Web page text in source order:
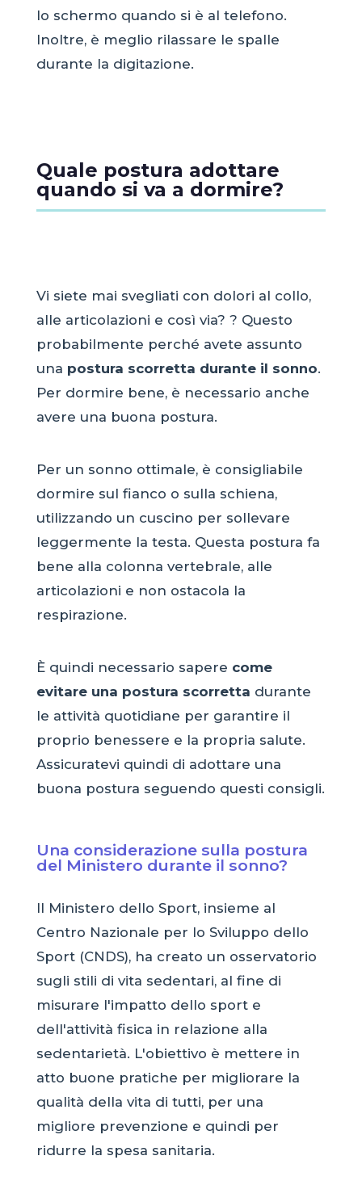
lo schermo quando si è al telefono.
Inoltre, è meglio rilassare le spalle
durante la digitazione.
Quale postura adottare
quando si va a dormire?
Vi siete mai svegliati con dolori al collo,
alle articolazioni e così via? ? Questo
probabilmente perché avete assunto
una postura scorretta durante il sonno.
Per dormire bene, è necessario anche
avere una buona postura.
Per un sonno ottimale, è consigliabile
dormire sul fianco o sulla schiena,
utilizzando un cuscino per sollevare
leggermente la testa. Questa postura fa
bene alla colonna vertebrale, alle
articolazioni e non ostacola la
respirazione.
È quindi necessario sapere come
evitare una postura scorretta durante
le attività quotidiane per garantire il
proprio benessere e la propria salute.
Assicuratevi quindi di adottare una
buona postura seguendo questi consigli.
Una considerazione sulla postura
del Ministero durante il sonno?
Il Ministero dello Sport, insieme al
Centro Nazionale per lo Sviluppo dello
Sport (CNDS), ha creato un osservatorio
sugli stili di vita sedentari, al fine di
misurare l'impatto dello sport e
dell'attività fisica in relazione alla
sedentarietà. L'obiettivo è mettere in
atto buone pratiche per migliorare la
qualità della vita di tutti, per una
migliore prevenzione e quindi per
ridurre la spesa sanitaria.